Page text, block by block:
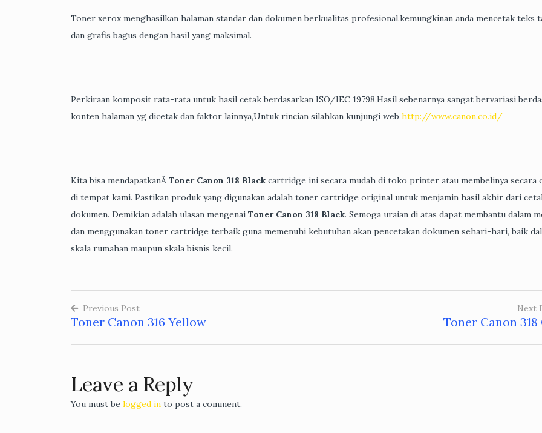
Toner xerox menghasilkan halaman standar dan dokumen berkualitas profesional.kemungkinan anda mencetak teks
dan grafis bagus dengan hasil yang maksimal.
Perkiraan komposit rata-rata untuk hasil cetak berdasarkan ISO/IEC 19798,Hasil sebenarnya sangat bervariasi
konten halaman yg dicetak dan faktor lainnya,Untuk rincian silahkan kunjungi web http://www.canon.co.id/
Kita bisa mendapatkanÂ Toner Canon 318 Black cartridge ini secara mudah di toko printer atau membelinya secara
di tempat kami. Pastikan produk yang digunakan adalah toner cartridge original untuk menjamin hasil akhir dari
dokumen. Demikian adalah ulasan mengenai Toner Canon 318 Black. Semoga uraian di atas dapat membantu dalam
dan menggunakan toner cartridge terbaik guna memenuhi kebutuhan akan pencetakan dokumen sehari-hari, baik
skala rumahan maupun skala bisnis kecil.
Post
navigation
Previous Post
Toner Canon 316 Yellow
Next
Toner Canon 318
Leave a Reply
You must be logged in to post a comment.